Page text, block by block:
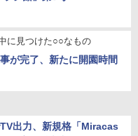
に見つけた○○なもの
が完了、新たに開園時間
出力、新規格「Miracas